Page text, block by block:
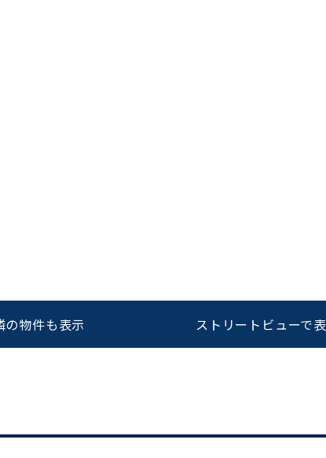
の物件も表示 ストリートビューで